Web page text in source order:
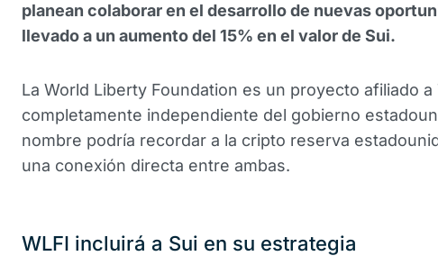
planean colaborar en el desarrollo de nuevas
llevado a un aumento del 15% en el valor de Sui.
La World Liberty Foundation es un proyecto afiliado
completamente independiente del gobierno
nombre podría recordar a la cripto reserva
una conexión directa entre ambas.
WLFI incluirá a Sui en su estrategia